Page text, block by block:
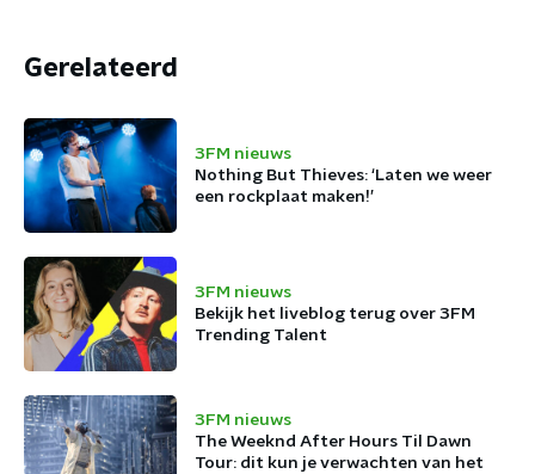
Gerelateerd
3FM nieuws
Nothing But Thieves: ‘Laten we weer
een rockplaat maken!’
3FM nieuws
Bekijk het liveblog terug over 3FM
Trending Talent
3FM nieuws
The Weeknd After Hours Til Dawn
Tour: dit kun je verwachten van het